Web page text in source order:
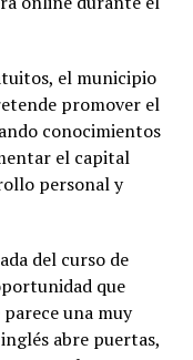
el municipio
promover el
conocimientos
el capital
personal y
del curso de
que
una muy
abre puertas,